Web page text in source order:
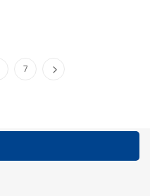
7